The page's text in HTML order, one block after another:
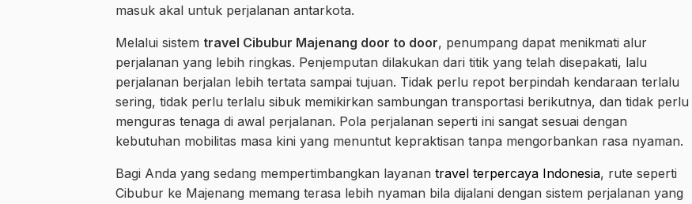
masuk akal untuk perjalanan antarkota.
Melalui sistem travel Cibubur Majenang door to door, penumpang dapat menikmati alur
perjalanan yang lebih ringkas. Penjemputan dilakukan dari titik yang telah disepakati, lalu
perjalanan berjalan lebih tertata sampai tujuan. Tidak perlu repot berpindah kendaraan terlalu
sering, tidak perlu terlalu sibuk memikirkan sambungan transportasi berikutnya, dan tidak perlu
menguras tenaga di awal perjalanan. Pola perjalanan seperti ini sangat sesuai dengan
kebutuhan mobilitas masa kini yang menuntut kepraktisan tanpa mengorbankan rasa nyaman.
Bagi Anda yang sedang mempertimbangkan layanan travel terpercaya Indonesia, rute seperti
Cibubur ke Majenang memang terasa lebih nyaman bila dijalani dengan sistem perjalanan yang